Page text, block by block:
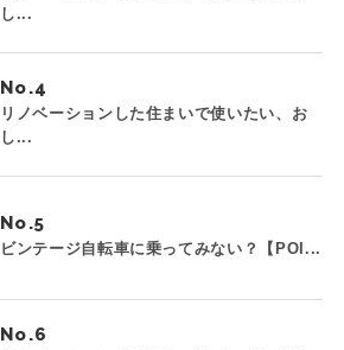
し...
No.
リノベーションした住まいで使いたい、お
し...
No.
ビンテージ自転車に乗ってみない？【POI...
No.